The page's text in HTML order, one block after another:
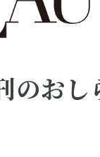
のおし